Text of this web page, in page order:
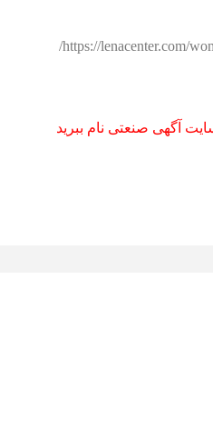
https://lenacenter.com/
آگهی صنعتی نام ببرید